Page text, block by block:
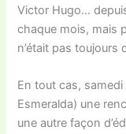
Victor Hugo…
chaque mois, mais
n’était pas toujours
En tout cas,
Esmeralda) une
une autre façon